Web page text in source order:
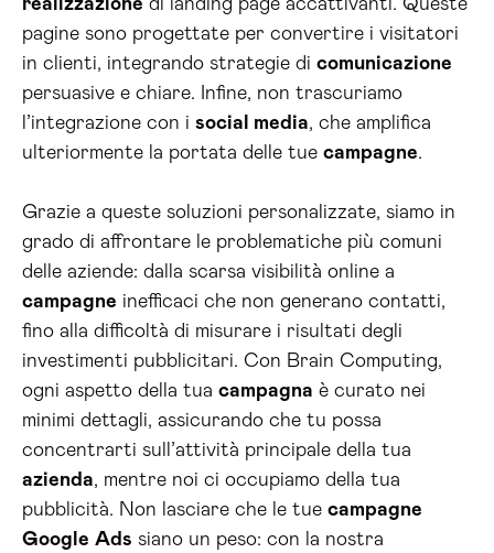
realizzazione di landing page accattivanti. Queste
pagine sono progettate per convertire i visitatori
in clienti, integrando strategie di comunicazione
persuasive e chiare. Infine, non trascuriamo
l’integrazione con i social media, che amplifica
ulteriormente la portata delle tue campagne.
Grazie a queste soluzioni personalizzate, siamo in
grado di affrontare le problematiche più comuni
delle aziende: dalla scarsa visibilità online a
campagne inefficaci che non generano contatti,
fino alla difficoltà di misurare i risultati degli
investimenti pubblicitari. Con Brain Computing,
ogni aspetto della tua campagna è curato nei
minimi dettagli, assicurando che tu possa
concentrarti sull’attività principale della tua
azienda, mentre noi ci occupiamo della tua
pubblicità. Non lasciare che le tue campagne
Google Ads siano un peso: con la nostra